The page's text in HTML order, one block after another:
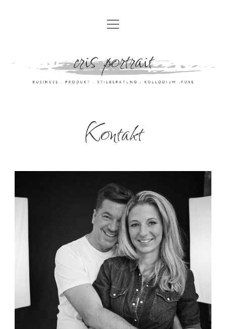
HOME
FÜR PRIVATPERSONEN
GALERIE
DARUM ERIS
UNSER STUDIO
MEHR VON ERIS …
TIPPS ZUR KLEIDERWAHL FÜR TEAM- UND GRUPPENFOTOS
KONTAKT
IMPRESSUM
ALLGEMEINE GESCHÄFTSBEDINGUNGEN
WIDERRUFSBELEHRUNG
DATENSCHUTZ
Kontakt